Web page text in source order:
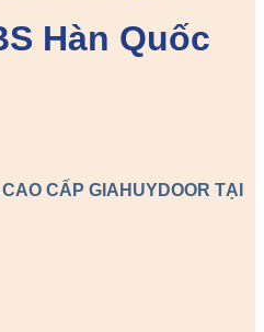
Hàn Quốc
CẤP GIAHUYDOOR TẠI